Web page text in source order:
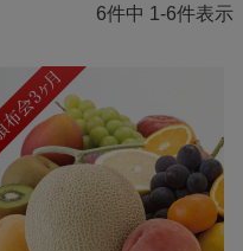
6件中 1 -6件表示